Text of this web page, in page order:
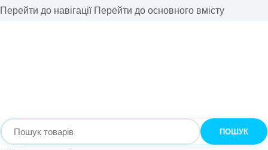
Перейти до навігації Перейти до основного вмісту
ПОШУК